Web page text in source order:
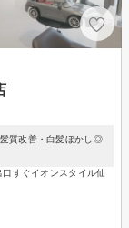
髪質改善・白髪ぼかし◎
すぐイオンスタイル仙